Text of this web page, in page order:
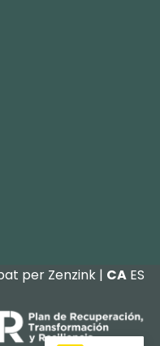
per Zenzink | CA ES